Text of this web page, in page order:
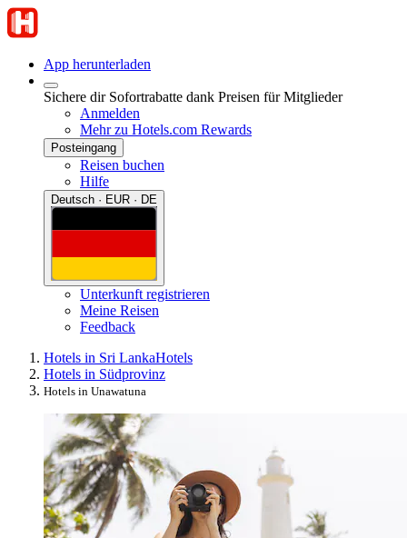
App herunterladen
Sichere dir Sofortrabatte dank Preisen für Mitglieder
Anmelden
Mehr zu Hotels.com Rewards
Posteingang
Reisen buchen
Hilfe
Deutsch · EUR · DE
Unterkunft registrieren
Meine Reisen
Feedback
Hotels in Sri LankaHotels
Hotels in Südprovinz
Hotels in Unawatuna